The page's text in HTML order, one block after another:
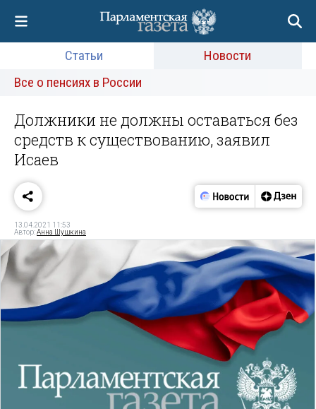
Статьи
Новости
Все о пенсиях в России
Должники не должны оставаться без
средств к существованию, заявил
Исаев
13.04.2021 11:53
Автор:Анна Шушкина